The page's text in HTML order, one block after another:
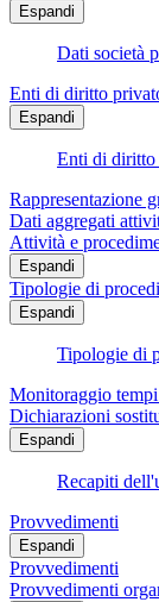
Espandi
Dati società
Enti di diritto
Espandi
Enti di diritto
Rappresentazione
Dati aggregati
Attività e
Espandi
Tipologie di
Espandi
Tipologie di
Monitoraggio
Dichiarazioni
Espandi
Recapiti
Provvedimenti
Espandi
Provvedimenti
Provvedimenti